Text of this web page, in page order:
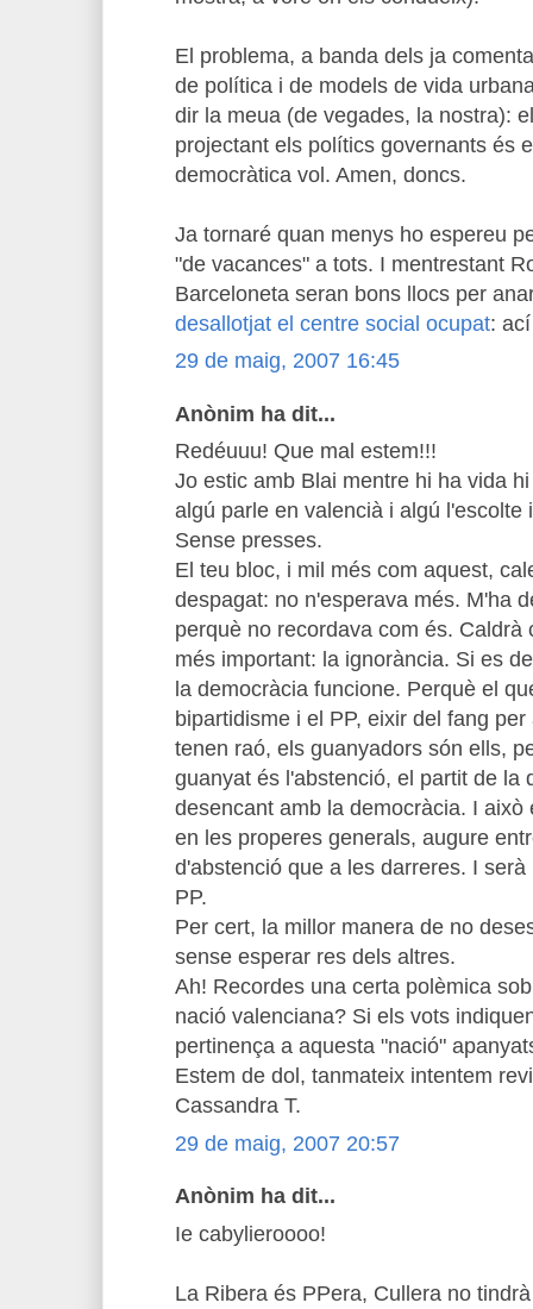
El problema, a banda dels ja
de política i de models de vida
dir la meua (de vegades, la nostra):
projectant els polítics governants és
democràtica vol. Amen, doncs.
Ja tornaré quan menys ho espereu
"de vacances" a tots. I mentrestant
Barceloneta seran bons llocs per
desallotjat el centre social ocupat:
29 de maig, 2007 16:45
Anònim ha dit...
Redéuuu! Que mal estem!!!
Jo estic amb Blai mentre hi ha vida
algú parle en valencià i algú l'escolte
Sense presses.
El teu bloc, i mil més com aquest,
despagat: no n'esperava més. M'ha
perquè no recordava com és. Caldrà
més important: la ignorància. Si es
la democràcia funcione. Perquè el
bipartidisme i el PP, eixir del fang
tenen raó, els guanyadors són ells,
guanyat és l'abstenció, el partit de la
desencant amb la democràcia. I
en les properes generals, augure
d'abstenció que a les darreres. I
PP.
Per cert, la millor manera de no
sense esperar res dels altres.
Ah! Recordes una certa polèmica
nació valenciana? Si els vots
pertinença a aquesta "nació"
Estem de dol, tanmateix intentem
Cassandra T.
29 de maig, 2007 20:57
Anònim ha dit...
Ie cabylieroooo!
La Ribera és PPera, Cullera no